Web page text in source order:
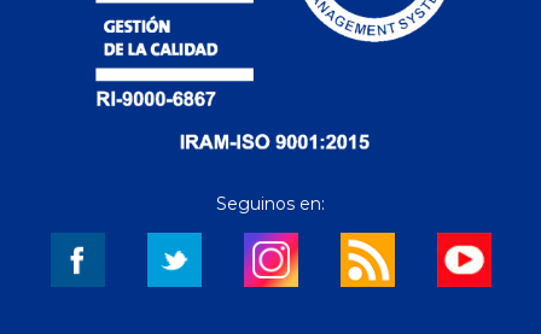
Seguinos en: